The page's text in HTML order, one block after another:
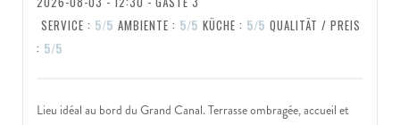
SERVICE : 5/5 AMBIENTE : 5/5 KÜCHE : 5/5 QUALITÄT / PREIS
: 5/5
Lieu idéal au bord du Grand Canal. Terrasse ombragée, accueil et